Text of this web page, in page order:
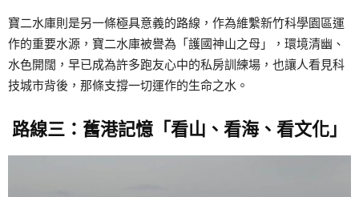
寶二水庫則是另一條極具意義的路線，作為維繫新竹科學園區運
作的重要水源，寶二水庫被譽為「護國神山之母」，環境清幽、
水色開闊，早已成為許多跑友心中的私房訓練場，也讓人看見科
技城市背後，那條支撐一切運作的生命之水。
路線三：舊港記憶「看山、看海、看文化」